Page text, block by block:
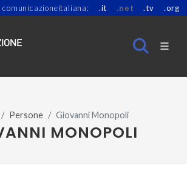
comunicazioneitaliana: .it .net .tv .org
Persone Giovanni Monopoli
MONOPOLI